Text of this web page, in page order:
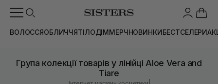
ВОЛОССЯОБЛИЧЧЯТІЛОДІММЕРЧНОВИНКИБЕСТСЕЛЕРИ
Група колекції товарів у лінійці Aloe Vera and
Tiare